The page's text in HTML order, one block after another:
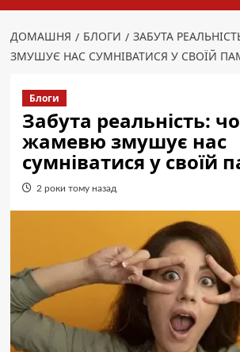
ДОМАШНЯ БЛОГИ
ЗАБУТА
ЗМУШУЄ НАС СУМНІВАТИСЯ У СВОЇЙ
Блоги
Забута реальність:
жамевю змушує нас
сумніватися у своїй
2 роки тому назад